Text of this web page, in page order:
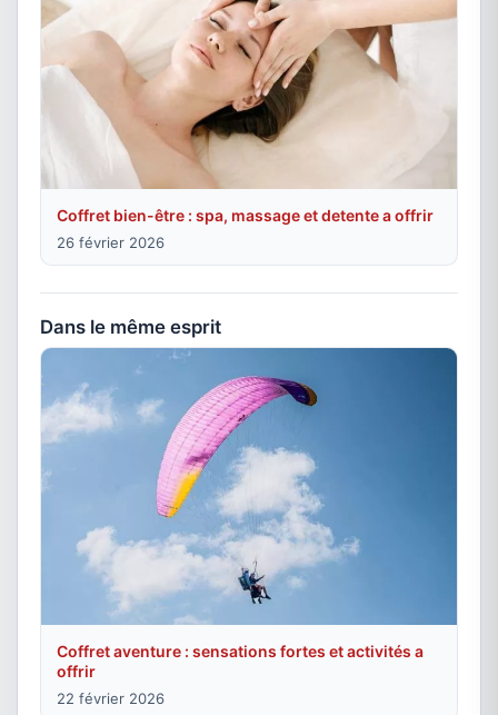
Coffret bien-être : spa, massage et detente a offrir
26 février 2026
Dans le même esprit
Coffret aventure : sensations fortes et activités a
offrir
22 février 2026